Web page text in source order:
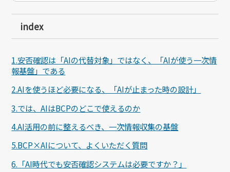
index
1.安否確認は「AIの代替対象」ではなく、「AIが使う一次情
報基盤」である
2.AIを使うほど必要になる、「AIが止まった時の設計」
3.では、AIはBCPのどこで使えるのか
4.AI活用の前に整えるべき、一次情報収集の基盤
5.BCP×AIについて、よくいただく質問
6.「AI時代でも安否確認システムは必要ですか？」